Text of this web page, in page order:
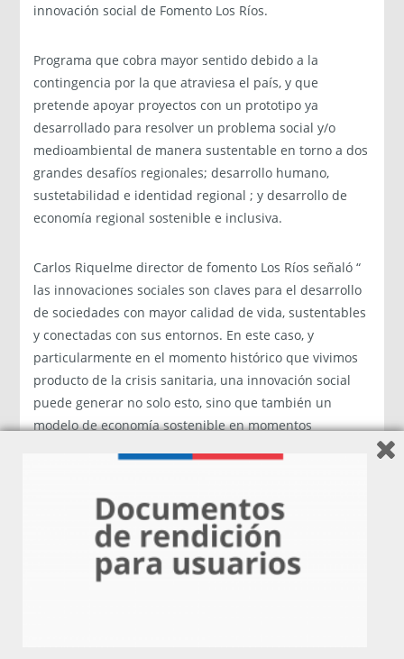
innovación social de Fomento Los Ríos.
Programa que cobra mayor sentido debido a la
contingencia por la que atraviesa el país, y que
pretende apoyar proyectos con un prototipo ya
desarrollado para resolver un problema social y/o
medioambiental de manera sustentable en torno a dos
grandes desafíos regionales; desarrollo humano,
sustetabilidad e identidad regional ; y desarrollo de
economía regional sostenible e inclusiva.
Carlos Riquelme director de fomento Los Ríos señaló “
las innovaciones sociales son claves para el desarrollo
de sociedades con mayor calidad de vida, sustentables
y conectadas con sus entornos. En este caso, y
particularmente en el momento histórico que vivimos
producto de la crisis sanitaria, una innovación social
puede generar no solo esto, sino que también un
modelo de economía sostenible en momentos
de ver la actividad económica y su impacto en la